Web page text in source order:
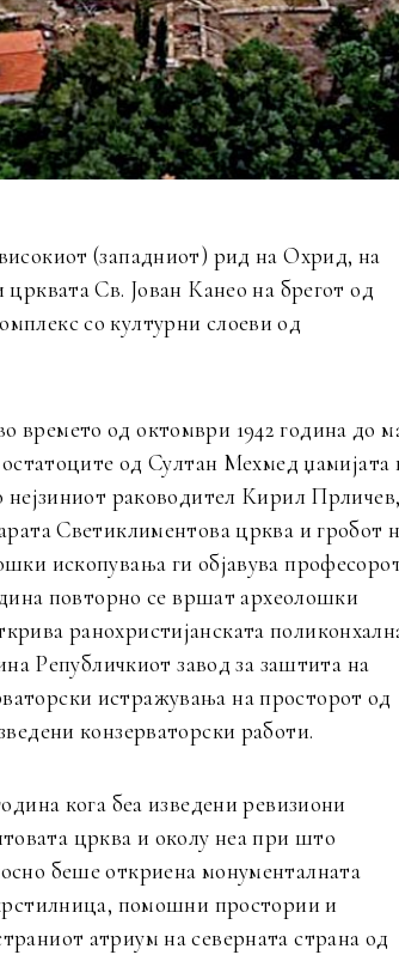
(западниот) рид на Охрид, на
Св. Јован Канео на брегот од
со културни слоеви од
од октомври 1942 година до
од Султан Мехмед џамијата
раководител Кирил
Светиклиментова црква и гробот
ископувања ги објавува
повторно се вршат археолошки
ранохристијанската
Републичкиот завод за заштита на
истражувања на просторот од
конзерваторски работи.
кога беа изведени ревизиони
црква и околу неа при што
беше откриена монументалната
помошни простории и
атриум на северната страна од